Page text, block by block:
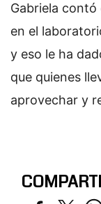
Gabriela contó
en el
y eso le ha
que quienes
aprovechar y